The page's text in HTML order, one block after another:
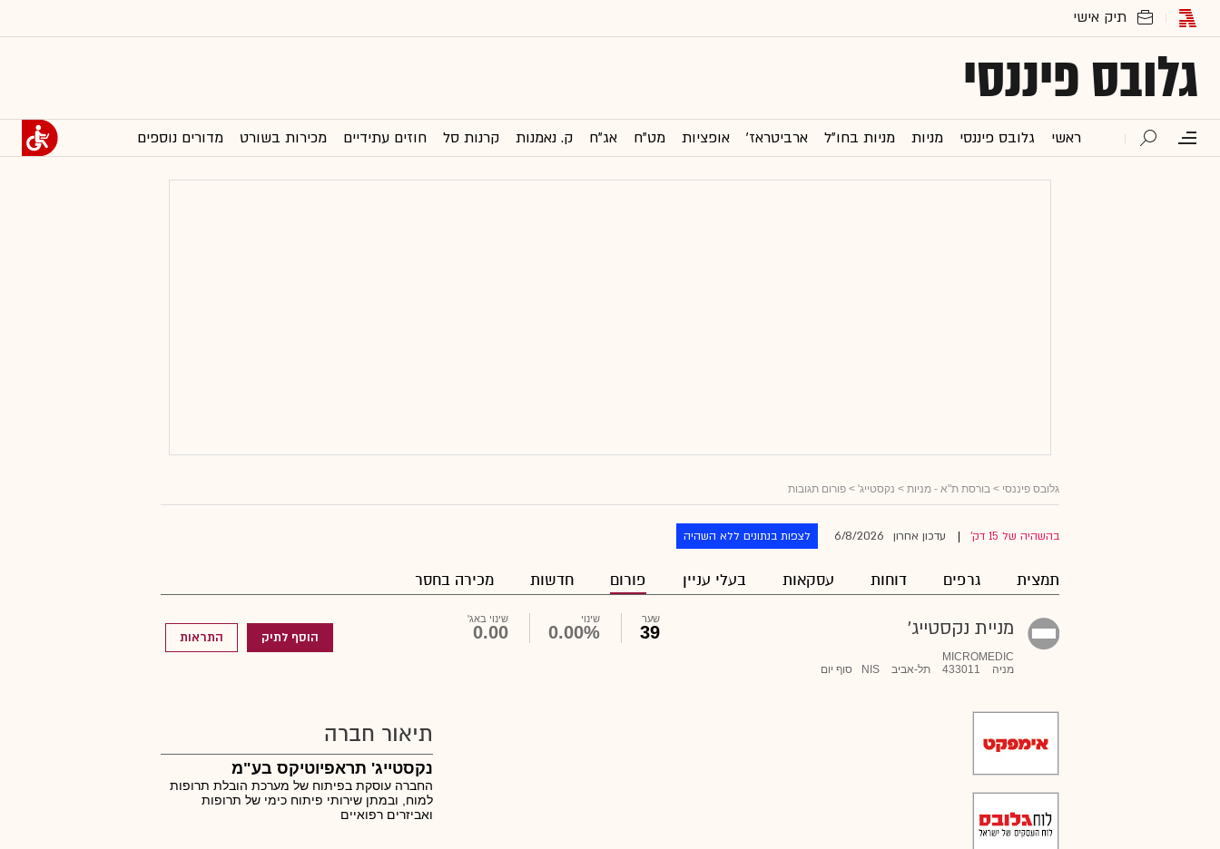
גלובס פיננסי
ראשי גלובס פיננסי מניות מניות בחו"ל ארביטראז' אופציות מט"ח אג"ח ק. נאמנות קרנות סל חוזים עתידיים מכירות בשורט מדורים נוספים
גלובס פיננסי > בורסת ת"א - מניות > נקסטייג' > פורום תגובות
בהשהיה של 15 דק' עדכון אחרון 6/8/2026 לצפות בנתונים ללא השהיה
תמצית גרפים דוחות עסקאות בעלי עניין פורום חדשות מכירה בחסר
מניית נקסטייג'
MICROMEDIC
מניה
433011 תל-אביב NIS סוף יום
שער
39
שינוי
0.00%
שינוי באג'
0.00 הוסף לתיק התראות
תיאור חברה
נקסטייג' תראפיוטיקס בע"מ
החברה עוסקת בפיתוח של מערכת הובלת תרופות
למוח, ובמתן שירותי פיתוח כימי של תרופות
ואביזרים רפואיים